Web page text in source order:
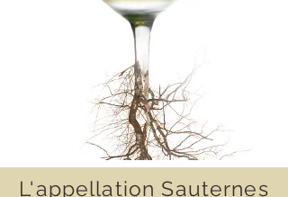
L'appellation Sauternes